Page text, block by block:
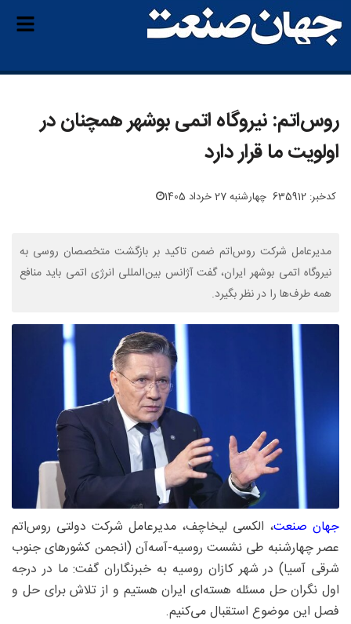
روس‌اتم: نیروگاه اتمی بوشهر همچنان در
اولویت ما قرار دارد
کدخبر: 635912 چهارشنبه 27 خرداد 1405
مدیرعامل شرکت روس‌اتم ضمن تاکید بر بازگشت متخصصان روسی به
نیروگاه اتمی بوشهر ایران، گفت آژانس بین‌المللی انرژی اتمی باید منافع
همه طرف‌ها را در نظر بگیرد.
جهان صنعت، الکسی لیخاچف، مدیرعامل شرکت دولتی روس‌اتم
عصر چهارشنبه طی نشست روسیه-آسه‌آن (انجمن کشورهای جنوب
شرقی آسیا) در شهر کازان روسیه به خبرنگاران گفت: ما در درجه
اول نگران حل مسئله هسته‌ای ایران هستیم و از تلاش برای حل و
فصل این موضوع استقبال می‌کنیم.